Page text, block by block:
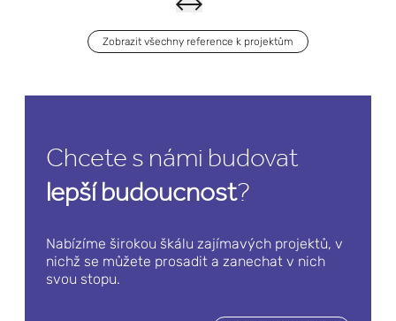
Ingelh
eim –
Nové
výrob
Přečtěte si více
Zobrazit všechny reference k projektům
Chcete s námi budovat
lepší budoucnost?
Nabízíme širokou škálu zajímavých projektů, v
nichž se můžete prosadit a zanechat v nich
svou stopu.